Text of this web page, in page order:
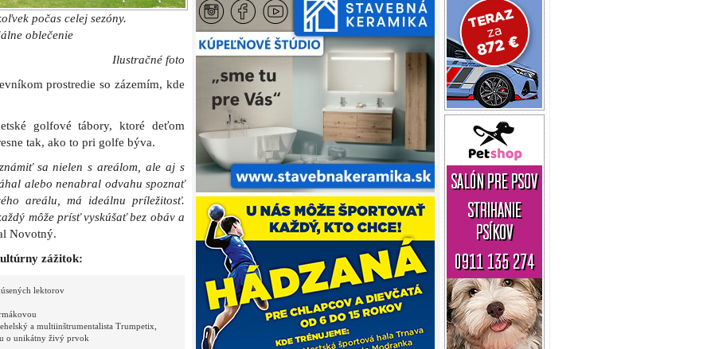
počas celej sezóny.
oblečenie
Ilustračné foto
prostredie so zázemím, kde
golfové tábory, ktoré deťom
tak, ako to pri golfe býva.
sa nielen s areálom, ale aj s
alebo nenabral odvahu spoznať
areálu, má ideálnu príležitosť.
môže prísť vyskúšať bez obáv a
Novotný.
zážitok:
lektorov
a multiinštrumentalista Trumpetix,
o unikátny živý prvok